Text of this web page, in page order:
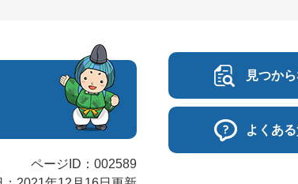
ページID：002589
見つか
よくあ